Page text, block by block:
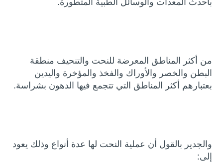
من أكثر المناطق المعرضة للنحت والتنحيف منطقة
البطن والخصر والأوراك والفخذ والمؤخرة واليدين
بعتبارهم أكثر المناطق التي تتجمع فيها الدهون بشراسة.
والجدير بالقول أن عملية النحت لها عدة أنواع وذلك يعود
إلى: